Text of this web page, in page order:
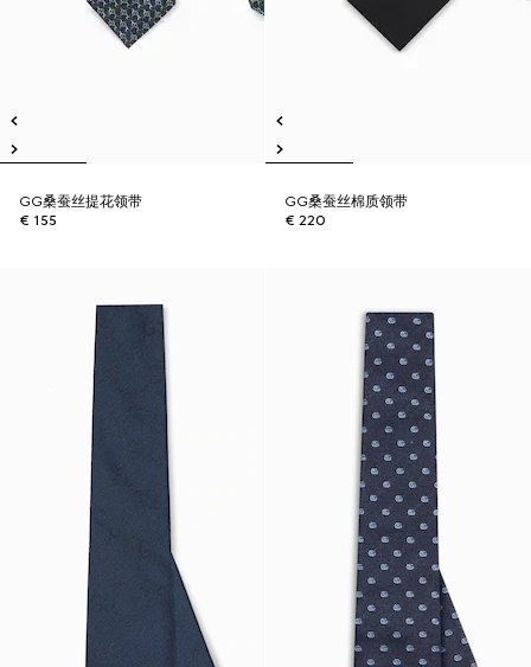
GG桑蚕丝提花领带
€ 155
GG桑蚕丝棉质领带
€ 220